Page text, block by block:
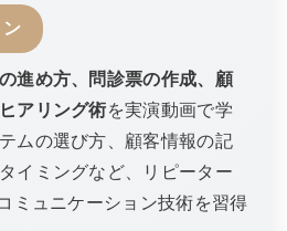
進め方、問診票の作成、顧
アリング術を実演動画で学
ムの選び方、顧客情報の記
イミングなど、リピーター
ミュニケーション技術を習得